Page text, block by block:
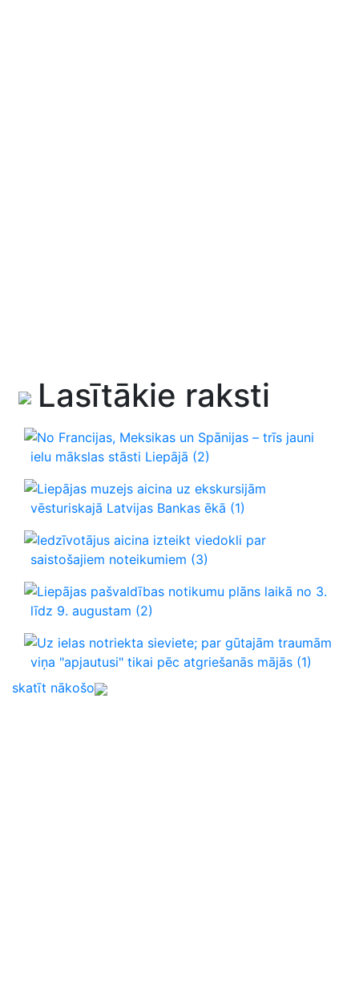
Lasītākie raksti
No Francijas, Meksikas un Spānijas – trīs jauni
ielu mākslas stāsti Liepājā (2)
Liepājas muzejs aicina uz ekskursijām
vēsturiskajā Latvijas Bankas ēkā (1)
Iedzīvotājus aicina izteikt viedokli par
saistošajiem noteikumiem (3)
Liepājas pašvaldības notikumu plāns laikā no 3.
līdz 9. augustam (2)
Uz ielas notriekta sieviete; par gūtajām traumām
viņa "apjautusi" tikai pēc atgriešanās mājās (1)
skatīt nākošo